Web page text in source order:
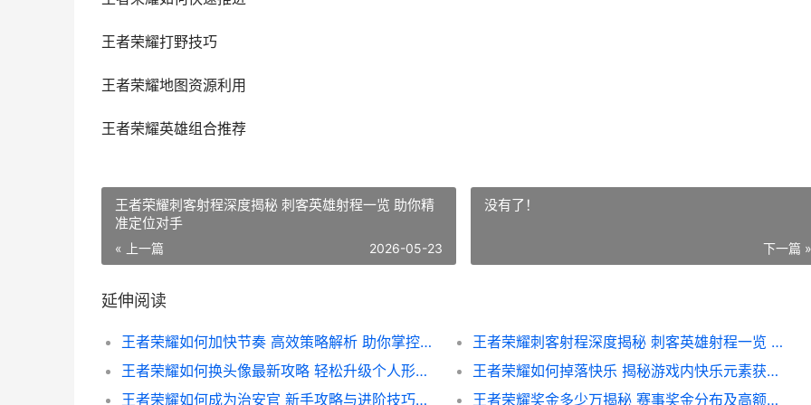
王者荣耀打野技巧
王者荣耀地图资源利用
王者荣耀英雄组合推荐
王者荣耀刺客射程深度揭秘 刺客英雄射程一览 助你精
准定位对手
« 上一篇 2026-05-23
没有了！
下一篇 »
延伸阅读
王者荣耀如何加快节奏 高效策略解析 助你掌控战场节奏
王者荣耀刺客射程深度揭秘 刺客英雄射程一览 助你精准定位对手
王者荣耀如何换头像最新攻略 轻松升级个人形象 解锁个性头像技巧
王者荣耀如何掉落快乐 揭秘游戏内快乐元素获取攻略
王者荣耀如何成为治安官 新手攻略与进阶技巧全解析
王者荣耀奖金多少万揭秘 赛事奖金分布及高额奖励一览